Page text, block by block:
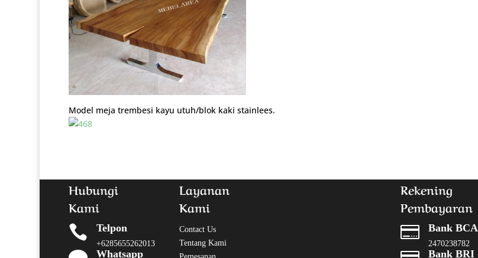
Model meja trembesi kayu utuh/blok kaki stainlees.
Hubungi
Kami
 Telpon
+6285655262013
Whatsapp
Layanan
Kami
Contact Us
Tentang Kami
Rekening
Pembayaran
 Bank BCA
2470238782
Bank BRI